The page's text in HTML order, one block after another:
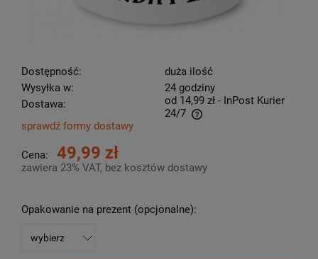
Dostępność:
duża ilość
Wysyłka w:
24 godziny
Dostawa:
od 14,99 zł - InPost Kurier
24/7
Cena nie zawiera ewentualnych kosztów płatności
sprawdź formy dostawy
Cena: 49,99 zł
zawiera 23% VAT, bez kosztów dostawy
Opakowanie na prezent (opcjonalne):